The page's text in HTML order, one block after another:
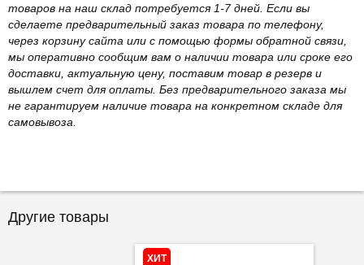
товаров на наш склад потребуется 1-7 дней. Если вы
сделаете предварительный заказ товара по телефону,
через корзину сайта или с помощью формы обратной связи,
мы оперативно сообщим вам о наличии товара или сроке его
доставки, актуальную цену, поставим товар в резерв и
вышлем счет для оплаты. Без предварительного заказа мы
не гарантируем наличие товара на конкретном складе для
самовывоза.
Другие товары
ХИТ